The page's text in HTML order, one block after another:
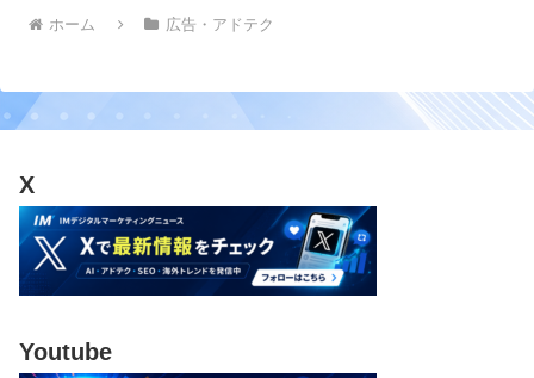
ホーム 広告・アドテク
X
Youtube